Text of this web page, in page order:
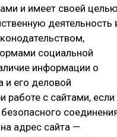
протектора
и имеет своей целью
деятельность
социальной
информации о
и его деловой
работе с сайтами, если
адрес сайта —